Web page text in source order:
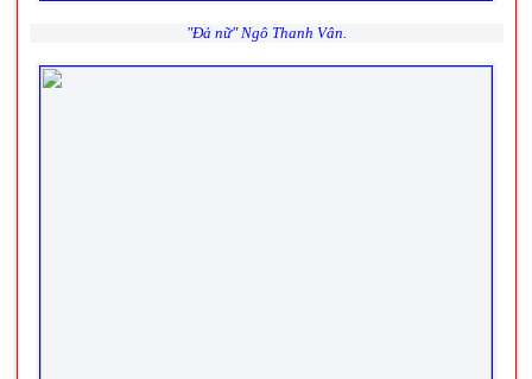
"Đả nữ" Ngô Thanh Vân.